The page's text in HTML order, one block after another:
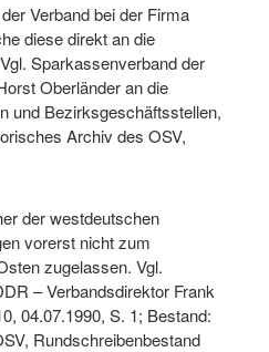
Verband bei der Firma
diese direkt an die
Sparkassenverband der
Oberländer an die
und Bezirksgeschäftsstellen,
Archiv des OSV,
der westdeutschen
vorerst nicht zum
zugelassen. Vgl.
– Verbandsdirektor Frank
04.07.1990, S. 1; Bestand:
Rundschreibenbestand